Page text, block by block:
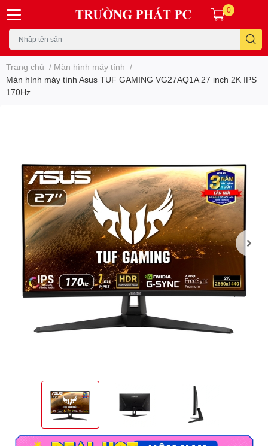
0
Trang chủ / Màn hình máy tính /
Màn hình máy tính Asus TUF GAMING VG27AQ1A 27 inch 2K IPS
170Hz